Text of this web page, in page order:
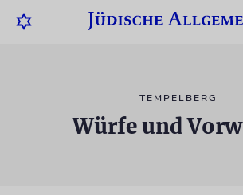
TEMPELBERG
Würfe und